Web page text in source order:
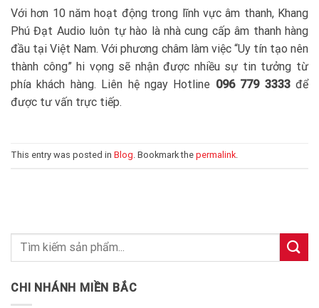
Với hơn 10 năm hoạt động trong lĩnh vực âm thanh, Khang
Phú Đạt Audio luôn tự hào là nhà cung cấp âm thanh hàng
đầu tại Việt Nam. Với phương châm làm việc “Uy tín tạo nên
thành công” hi vọng sẽ nhận được nhiều sự tin tưởng từ
phía khách hàng. Liên hệ ngay Hotline 096 779 3333để
được tư vấn trực tiếp.
This entry was posted in Blog . Bookmark the permalink
CHI NHÁNH MIỀN BẮC